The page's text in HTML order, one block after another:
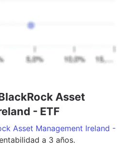
Asset
- ETF
Asset Management Ireland -
a 3 años.